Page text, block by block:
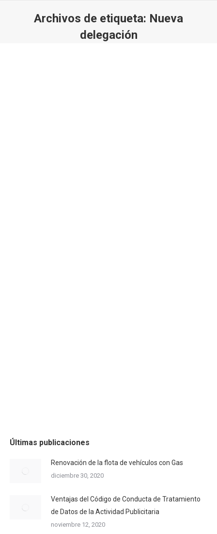
Archivos de etiqueta: Nueva
delegación
Últimas publicaciones
Renovación de la flota de vehículos con Gas
diciembre 30, 2020
Ventajas del Código de Conducta de Tratamiento
de Datos de la Actividad Publicitaria
noviembre 12, 2020